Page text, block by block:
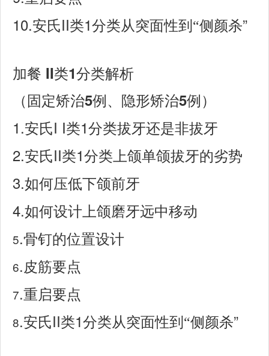
10.安氏II类1分类从突面性到 “侧颜杀”
加餐 II类1分类解析
（固定矫治5例、隐形矫治5例）
1.安氏I I类1分类拔牙还是非拔牙
2.安氏II类1分类上颌单颌拔牙的劣势
3.如何压低下颌前牙
4.如何设计上颌磨牙远中移动
5.骨钉的位置设计
6.皮筋要点
7.重启要点
8.安氏II类1分类从突面性到 “侧颜杀”